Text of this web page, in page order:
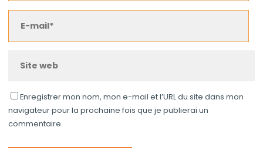
Enregistrer mon nom, mon e-mail et l’URL du site dans mon
navigateur pour la prochaine fois que je publierai un
commentaire.